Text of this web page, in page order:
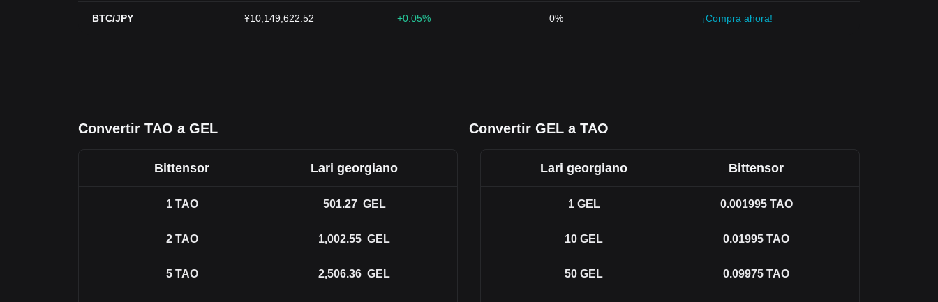
BTC/JPY ¥10,149,622.52 +0.05% 0% ¡Compra ahora!
Convertir TAO a GEL Convertir GEL a TAO
Bittensor Lari georgiano
1 TAO 501.27 GEL
2 TAO 1,002.55 GEL
5 TAO 2,506.36 GEL
Lari georgiano Bittensor
1 GEL 0.001995 TAO
10 GEL 0.01995 TAO
50 GEL 0.09975 TAO